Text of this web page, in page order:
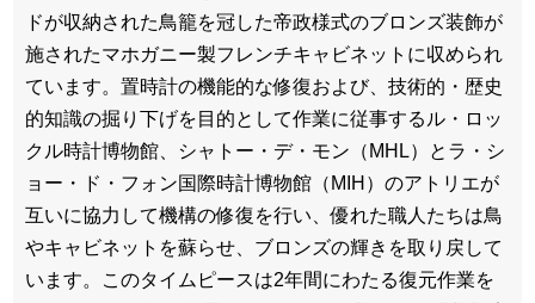
ドが収納された鳥籠を冠した帝政様式のブロンズ装飾が
施されたマホガニー製フレンチキャビネットに収められ
ています。置時計の機能的な修復および、技術的・歴史
的知識の掘り下げを目的として作業に従事するル・ロッ
クル時計博物館、シャトー・デ・モン（MHL）とラ・シ
ョー・ド・フォン国際時計博物館（MIH）のアトリエが
互いに協力して機構の修復を行い、優れた職人たちは鳥
やキャビネットを蘇らせ、ブロンズの輝きを取り戻して
います。このタイムピースは2年間にわたる復元作業を